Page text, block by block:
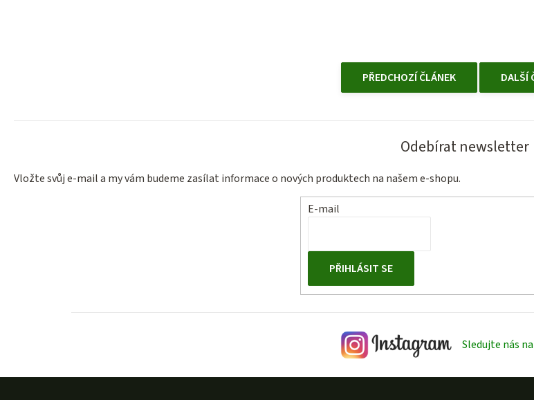
PŘEDCHOZÍ ČLÁNEK DALŠÍ
Odebírat newsletter
Vložte svůj e-mail a my vám budeme zasílat informace o nových produktech na našem e-shopu.
E-mail
PŘIHLÁSIT SE
Sledujte nás